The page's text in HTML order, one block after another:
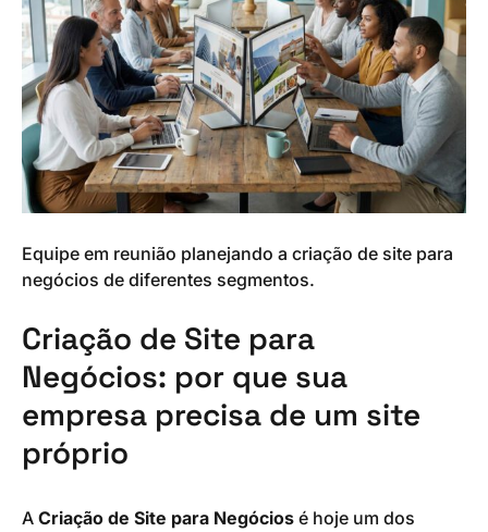
Equipe em reunião planejando a criação de site para
negócios de diferentes segmentos.
Criação de Site para
Negócios: por que sua
empresa precisa de um site
próprio
A Criação de Site para Negócios é hoje um dos